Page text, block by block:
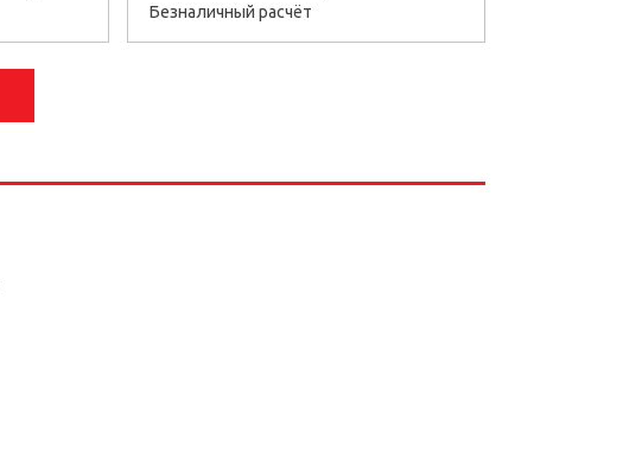
Безналичный расчёт